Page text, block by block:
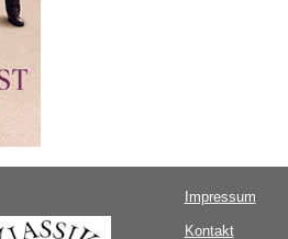
Impressum
Kontakt